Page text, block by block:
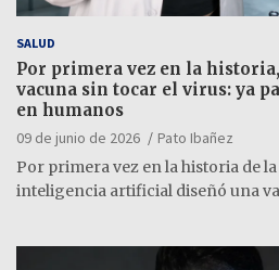
SALUD
Por primera vez en la
vacuna sin tocar el virus: ya
en humanos
09 de junio de 2026
Pato Ibañez
Por primera vez en la historia de
inteligencia artificial diseñó una